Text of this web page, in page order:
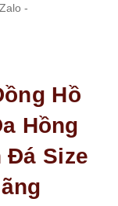
-
Hồ
Hồng
Đá Size